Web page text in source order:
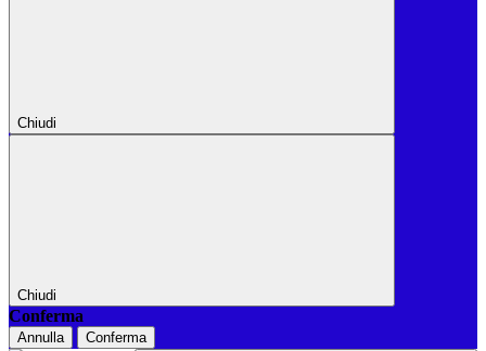
Chiudi
Chiudi
Conferma
Annulla Conferma